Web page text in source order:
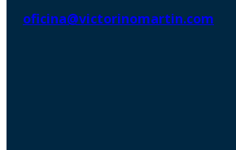
oficina@victorinomartin.com